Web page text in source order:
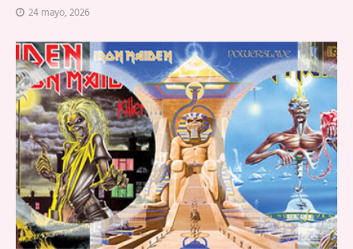
24 mayo, 2026